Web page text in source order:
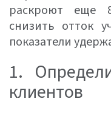
раскроют еще
снизить отток
показатели
1.
клиентов